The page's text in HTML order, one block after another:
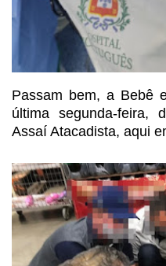
Passam bem, a Bebê
última segunda-
Assaí Atacadista, aqui